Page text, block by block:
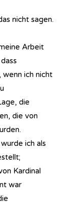
nicht sagen.
Arbeit
wenn ich nicht
die
die von
ich als
Kardinal
war